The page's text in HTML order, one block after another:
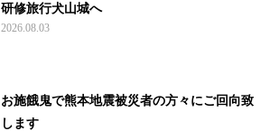
研修旅行犬山城へ
2026.08.03
お施餓鬼で熊本地震被災者の方々にご回向致
します